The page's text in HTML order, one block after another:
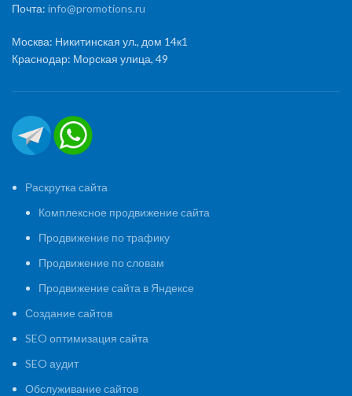
Почта: info@promotions.ru
Москва: Никитинская ул., дом 14к1
Краснодар: Морская улица, 49
Раскрутка сайта
Комплексное продвижение сайта
Продвижение по трафику
Продвижение по словам
Продвижение сайта в Яндексе
Создание сайтов
SEO оптимизация сайта
SEO аудит
Обслуживание сайтов